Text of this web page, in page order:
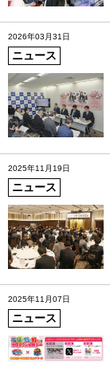
2026年03月31日
ニュース
2025年11月19日
ニュース
2025年11月07日
ニュース